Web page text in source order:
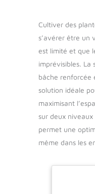
Cultiver des
s’avérer être un
est limité et que
imprévisibles. La
bâche renforcée
solution idéale
maximisant
sur deux
permet une
même dans les